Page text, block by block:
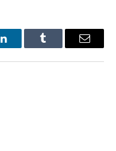
LinkedInTumblr Email